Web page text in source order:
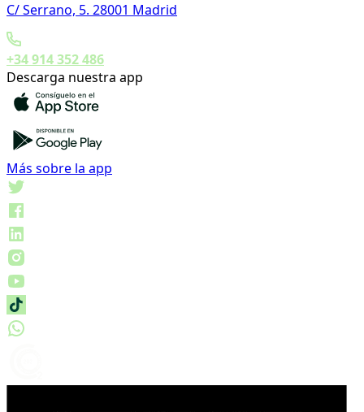
C/ Serrano, 5. 28001 Madrid
+34 914 352 486
Descarga nuestra app
Más sobre la app